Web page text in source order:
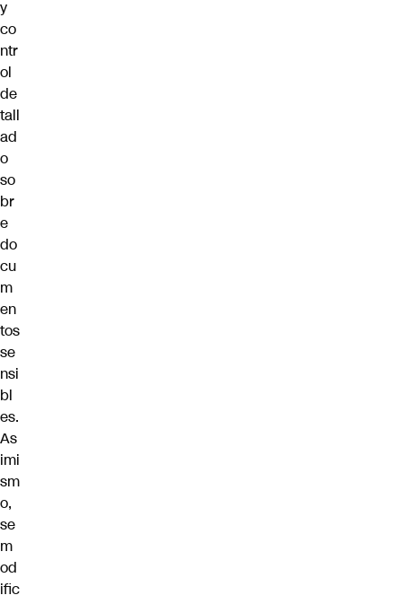
y
co
ntr
ol
de
tall
ad
o
so
br
e
do
cu
m
en
tos
se
nsi
bl
es.
As
imi
sm
o,
se
m
od
ific